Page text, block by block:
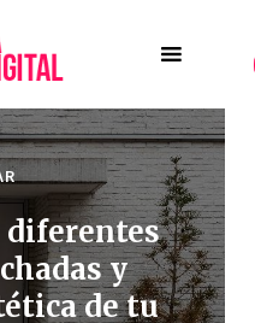
diferentes
y
de tu